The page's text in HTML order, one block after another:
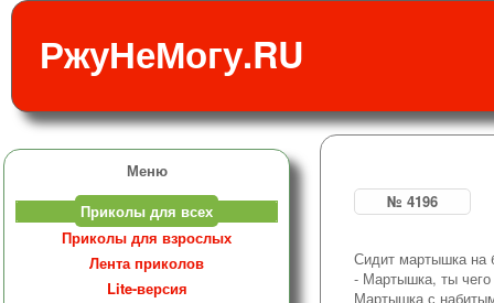
РжуНеМогу.RU
Меню
Приколы для всех
Приколы для взрослых
Лента приколов
Lite-версия
№ 4196
Сидит мартышка на
- Мартышка, ты
Мартышка с